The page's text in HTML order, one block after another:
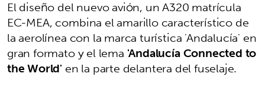
El diseño del nuevo avión, un A320 matrícula
EC-MEA, combina el amarillo característico de
la aerolínea con la marca turística 'Andalucía' en
gran formato y el lema 'Andalucía Connected to
the World' en la parte delantera del fuselaje.